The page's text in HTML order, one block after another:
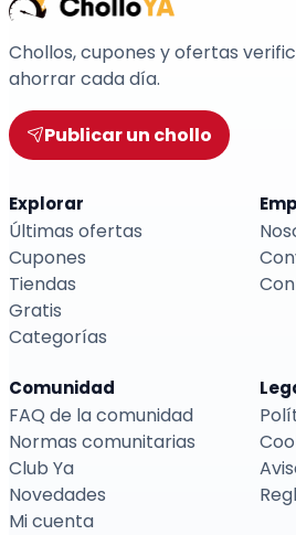
Chollos, cupones y ofertas
ahorrar cada día.
Publicar un chollo
Explorar
Últimas ofertas
Cupones
Tiendas
Gratis
Categorías
Comunidad
FAQ de la comunidad
Normas comunitarias
Club Ya
Novedades
Mi cuenta